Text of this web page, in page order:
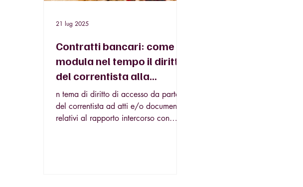
Contratti bancari: come si
modula nel tempo il diritto
del correntista alla
consegna di copia di atti?
n tema di diritto di accesso da parte
del correntista ad atti e/o documenti
relativi al rapporto intercorso con
21 lug 2025